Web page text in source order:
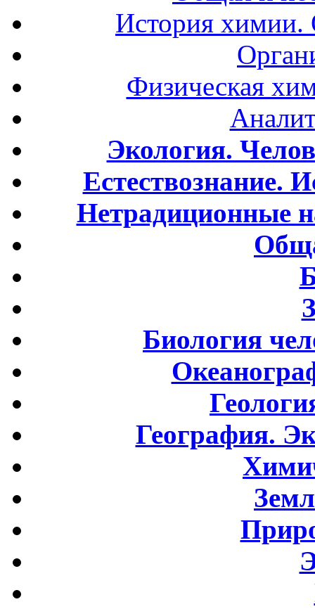
История
Физическая
Экология.
Естествознание.
Нетрадиционные
Биология
География.